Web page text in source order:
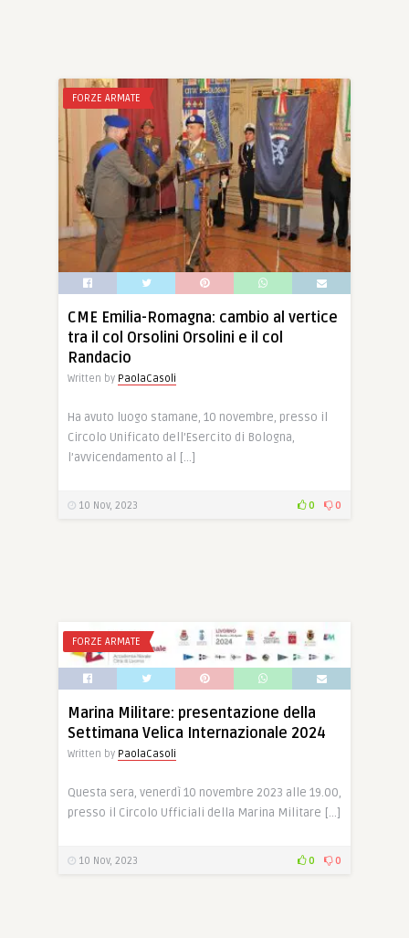
FORZE ARMATE
CME Emilia-Romagna: cambio al vertice
tra il col Orsolini Orsolini e il col
Randacio
Written by PaolaCasoli
Ha avuto luogo stamane, 10 novembre, presso il
Circolo Unificato dell’Esercito di Bologna,
l’avvicendamento al […]
10 Nov, 2023 0 0
FORZE ARMATE
Marina Militare: presentazione della
Settimana Velica Internazionale 2024
Written by PaolaCasoli
Questa sera, venerdì 10 novembre 2023 alle 19.00,
presso il Circolo Ufficiali della Marina Militare […]
10 Nov, 2023 0 0